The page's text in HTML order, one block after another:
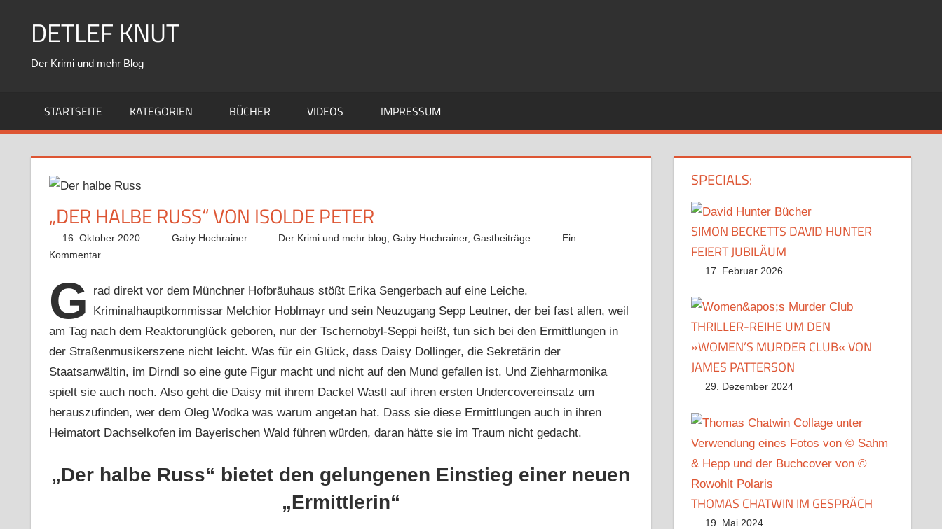
DETLEF KNUT
Der Krimi und mehr Blog
STARTSEITE KATEGORIEN BÜCHER VIDEOS IMPRESSUM
„DER HALBE RUSS“ VON ISOLDE PETER
16. Oktober 2020 Gaby Hochrainer Der Krimi und mehr blog ,Gaby Hochrainer,Gastbeiträge
Ein
Kommentar
G
rad direkt vor dem Münchner Hofbräuhaus stößt Erika Sengerbach auf eine Leiche.
Kriminalhauptkommissar Melchior Hoblmayr und sein Neuzugang Sepp Leutner, der bei fast allen, weil
am Tag nach dem Reaktorunglück geboren, nur der Tschernobyl-Seppi heißt, tun sich bei den Ermittlungen in
der Straßenmusikerszene nicht leicht. Was für ein Glück, dass Daisy Dollinger, die Sekretärin der
Staatsanwältin, im Dirndl so eine gute Figur macht und nicht auf den Mund gefallen ist. Und Ziehharmonika
spielt sie auch noch. Also geht die Daisy mit ihrem Dackel Wastl auf ihren ersten Undercovereinsatz um
herauszufinden, wer dem Oleg Wodka was warum angetan hat. Dass sie diese Ermittlungen auch in ihren
Heimatort Dachselkofen im Bayerischen Wald führen würden, daran hätte sie im Traum nicht gedacht.
„Der halbe Russ“ bietet den gelungenen Einstieg einer neuen
„Ermittlerin“
SPECIALS:
SIMON BECKETTS DAVID HUNTER
FEIERT JUBILÄUM
17. Februar 2026
THRILLER-REIHE UM DEN
»WOMEN’S MURDER CLUB« VON
JAMES PATTERSON
29. Dezember 2024
THOMAS CHATWIN IM GESPRÄCH
19. Mai 2024